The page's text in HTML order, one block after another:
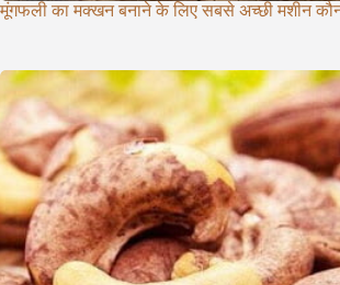
मूंगफली का मक्खन बनाने के लिए सबसे अच्छी मशीन